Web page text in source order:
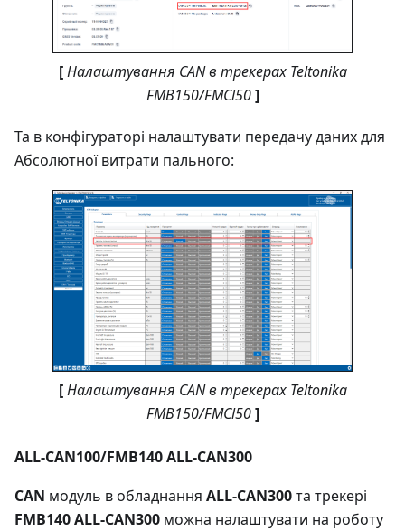
[ Налаштування CAN в трекерах Teltonika
FMB150/FMCl50 ]
Та в конфігураторі налаштувати передачу даних для
Абсолютної витрати пального:
[ Налаштування CAN в трекерах Teltonika
FMB150/FMCl50 ]
ALL-CAN100/FMB140 ALL-CAN300
CAN модуль в обладнання ALL-CAN300та трекері
FMB140 ALL-CAN300 можна налаштувати на роботу